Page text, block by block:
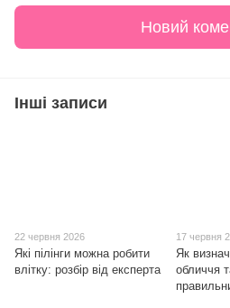
Новий
Інші записи
22 червня 2026
Які пілінги можна робити
влітку: розбір від експерта
17 червня
Як
обличчя